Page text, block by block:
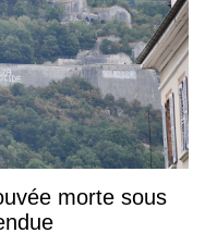
morte sous